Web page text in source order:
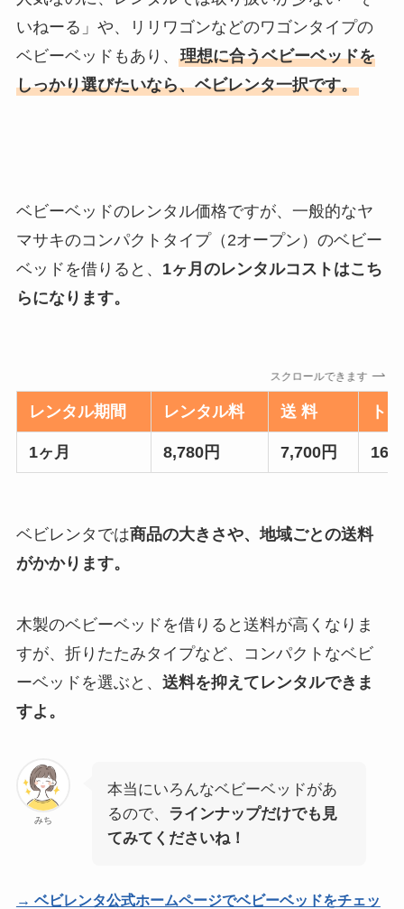
いねーる」や、リリワゴンなどのワゴンタイプの
ベビーベッドもあり、 理想に合うベビーベッドを
しっかり選びたいなら、ベビレンタ一択です。
ベビーベッドのレンタル価格ですが、一般的なヤ
マサキのコンパクトタイプ（2オープン）のベビー
ベッドを借りると、 1ヶ月のレンタルコストはこち
らになります。
スクロールできます
レンタル期間 レンタル料 送 料 ト
1ヶ月 8,780円 7,700円
ベビレンタでは商品の大きさや、地域ごとの送料
がかかります。
木製のベビーベッドを借りると送料が高くなりま
すが、折りたたみタイプなど、コンパクトなベビ
ーベッドを選ぶと、 送料を抑えてレンタルできま
すよ。
みち
本当にいろんなベビーベッドがあ
るので、 ラインナップだけでも見
てみてくださいね！
→ ベビレンタ公式ホームページでベビーベッドをチェッ